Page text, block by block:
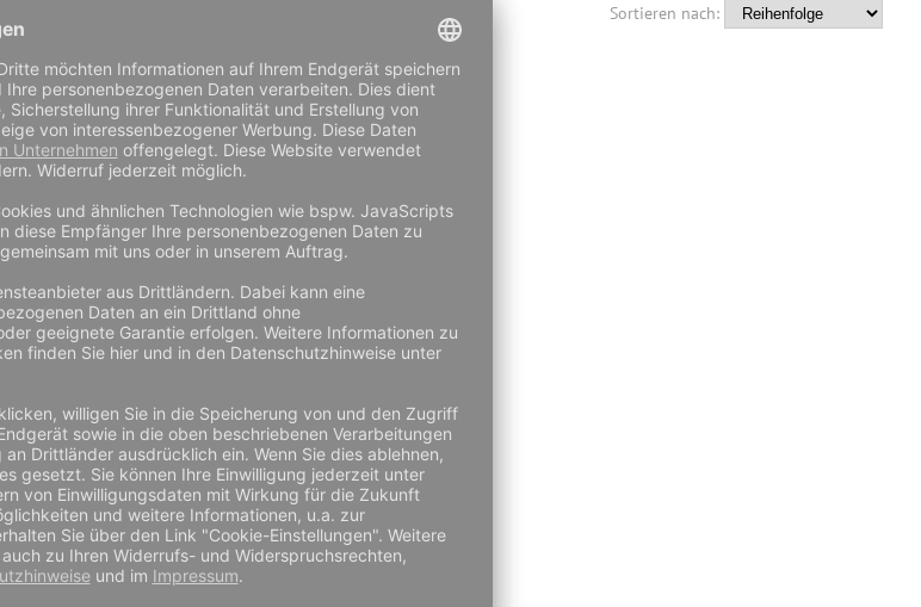
Sortieren nach:
Entschwartungsklinge ohne
Ausklinkung, 20mm Breite, 1mm
ab2,53 €
Preis zzgl. MwSt und
Versand
ab 3,02 €
Preis inkl. MwSt zzgl.
Versand